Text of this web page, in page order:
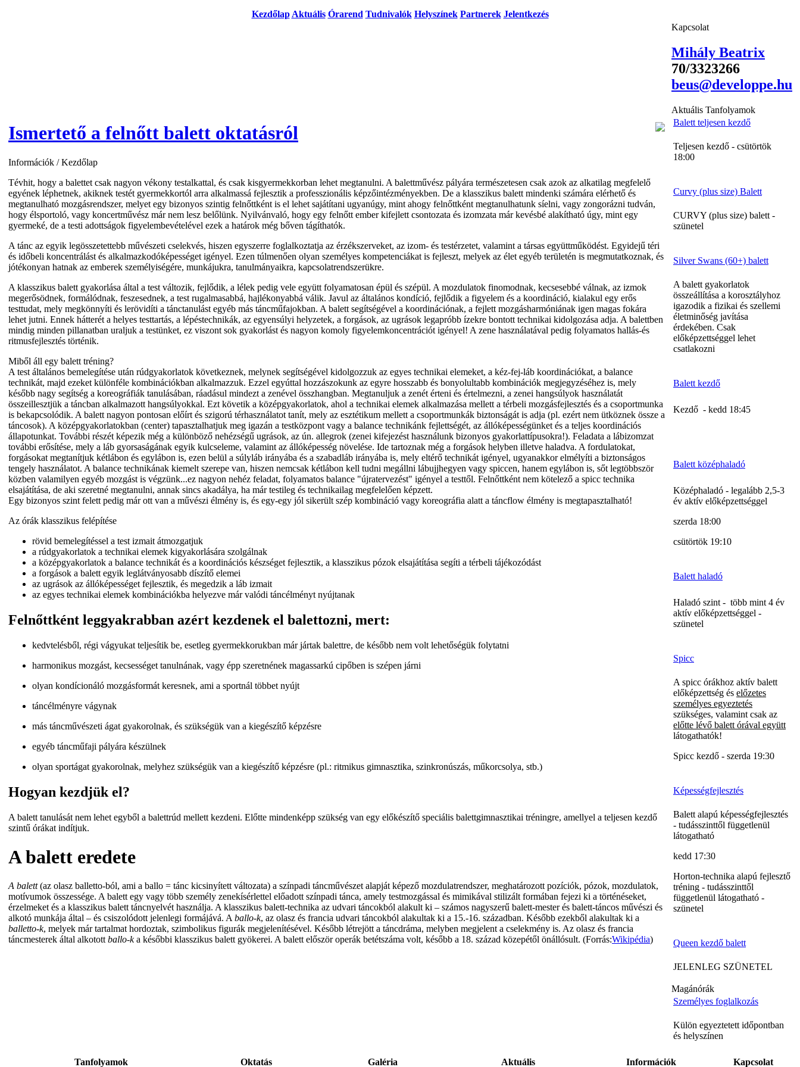
Kezdőlap Aktuális Órarend Tudnivalók Helyszínek Partnerek Jelentkezés
Tanfolyamok Oktatás Galéria Aktuális Információk Kapcsolat
Ismertető a felnőtt balett oktatásról
Információk / Kezdőlap
Tévhit, hogy a balettet csak nagyon vékony testalkattal, és csak kisgyermekkorban lehet megtanulni. A balettművész pályára természetesen csak azok az alkatilag megfelelő
egyének léphetnek, akiknek testét gyermekkortól arra alkalmassá fejlesztik a professzionális képzőintézményekben. De a klasszikus balett mindenki számára elérhető és
megtanulható mozgásrendszer, melyet egy bizonyos szintig felnőttként is el lehet sajátítani ugyanúgy, mint ahogy felnőttként megtanulhatunk síelni, vagy zongorázni tudván,
hogy élsportoló, vagy koncertművész már nem lesz belőlünk. Nyilvánvaló, hogy egy felnőtt ember kifejlett csontozata és izomzata már kevésbé alakítható úgy, mint egy
gyermeké, de a testi adottságok figyelembevételével ezek a határok még bőven tágíthatók.
A tánc az egyik legösszetettebb művészeti cselekvés, hiszen egyszerre foglalkoztatja az érzékszerveket, az izom- és testérzetet, valamint a társas együttműködést. Egyidejű téri
és időbeli koncentrálást és alkalmazkodóképességet igényel. Ezen túlmenően olyan személyes kompetenciákat is fejleszt, melyek az élet egyéb területén is megmutatkoznak, és
jótékonyan hatnak az emberek személyiségére, munkájukra, tanulmányaikra, kapcsolatrendszerükre.
A klasszikus balett gyakorlása által a test változik, fejlődik, a lélek pedig vele együtt folyamatosan épül és szépül. A mozdulatok finomodnak, kecsesebbé válnak, az izmok
megerősödnek, formálódnak, feszesednek, a test rugalmasabbá, hajlékonyabbá válik. Javul az általános kondíció, fejlődik a figyelem és a koordináció, kialakul egy erős
testtudat, mely megkönnyíti és lerövidíti a tánctanulást egyéb más táncműfajokban. A balett segítségével a koordinációnak, a fejlett mozgásharmóniának igen magas fokára
lehet jutni. Ennek hátterét a helyes testtartás, a lépéstechnikák, az egyensúlyi helyzetek, a forgások, az ugrások legapróbb ízekre bontott technikai kidolgozása adja. A balettben
mindig minden pillanatban uraljuk a testünket, ez viszont sok gyakorlást és nagyon komoly figyelemkoncentrációt igényel! A zene használatával pedig folyamatos hallás-és
ritmusfejlesztés történik.
Miből áll egy balett tréning?
A test általános bemelegítése után rúdgyakorlatok következnek, melynek segítségével kidolgozzuk az egyes technikai elemeket, a kéz-fej-láb koordinációkat, a balance
technikát, majd ezeket különféle kombinációkban alkalmazzuk. Ezzel egyúttal hozzászokunk az egyre hosszabb és bonyolultabb kombinációk megjegyzéséhez is, mely
később nagy segítség a koreográfiák tanulásában, ráadásul mindezt a zenével összhangban. Megtanuljuk a zenét érteni és értelmezni, a zenei hangsúlyok használatát
összeillesztjük a táncban alkalmazott hangsúlyokkal. Ezt követik a középgyakorlatok, ahol a technikai elemek alkalmazása mellett a térbeli mozgásfejlesztés és a csoportmunka
is bekapcsolódik. A balett nagyon pontosan előírt és szigorú térhasználatot tanít, mely az esztétikum mellett a csoportmunkák biztonságát is adja (pl. ezért nem ütköznek össze a
táncosok). A középgyakorlatokban (center) tapasztalhatjuk meg igazán a testközpont vagy a balance technikánk fejlettségét, az állóképességünket és a teljes koordinációs
állapotunkat. További részét képezik még a különböző nehézségű ugrások, az ún. allegrok (zenei kifejezést használunk bizonyos gyakorlattípusokra!). Feladata a lábizomzat
további erősítése, mely a láb gyorsaságának egyik kulcseleme, valamint az állóképesség növelése. Ide tartoznak még a forgások helyben illetve haladva. A fordulatokat,
forgásokat megtanítjuk kétlábon és egylábon is, ezen belül a súlyláb irányába és a szabadláb irányába is, mely eltérő technikát igényel, ugyanakkor elmélyíti a biztonságos
tengely használatot. A balance technikának kiemelt szerepe van, hiszen nemcsak kétlábon kell tudni megállni lábujjhegyen vagy spiccen, hanem egylábon is, sőt legtöbbször
közben valamilyen egyéb mozgást is végzünk...ez nagyon nehéz feladat, folyamatos balance "újratervezést" igényel a testtől. Felnőttként nem kötelező a spicc technika
elsajátítása, de aki szeretné megtanulni, annak sincs akadálya, ha már testileg és technikailag megfelelően képzett.
Egy bizonyos szint felett pedig már ott van a művészi élmény is, és egy-egy jól sikerült szép kombináció vagy koreográfia alatt a táncflow élmény is megtapasztalható!
Az órák klasszikus felépítése
rövid bemelegítéssel a test izmait átmozgatjuk
a rúdgyakorlatok a technikai elemek kigyakorlására szolgálnak
a középgyakorlatok a balance technikát és a koordinációs készséget fejlesztik, a klasszikus pózok elsajátítása segíti a térbeli tájékozódást
a forgások a balett egyik leglátványosabb díszítő elemei
az ugrások az állóképességet fejlesztik, és megedzik a láb izmait
az egyes technikai elemek kombinációkba helyezve már valódi táncélményt nyújtanak
Felnőttként leggyakrabban azért kezdenek el balettozni, mert:
kedvtelésből, régi vágyukat teljesítik be, esetleg gyermekkorukban már jártak balettre, de később nem volt lehetőségük folytatni
harmonikus mozgást, kecsességet tanulnának, vagy épp szeretnének magassarkú cipőben is szépen járni
olyan kondícionáló mozgásformát keresnek, ami a sportnál többet nyújt
táncélményre vágynak
más táncművészeti ágat gyakorolnak, és szükségük van a kiegészítő képzésre
egyéb táncműfaji pályára készülnek
olyan sportágat gyakorolnak, melyhez szükségük van a kiegészítő képzésre (pl.: ritmikus gimnasztika, szinkronúszás, műkorcsolya, stb.)
Hogyan kezdjük el?
A balett tanulását nem lehet egyből a balettrúd mellett kezdeni. Előtte mindenképp szükség van egy előkészítő speciális balettgimnasztikai tréningre, amellyel a teljesen kezdő
szintű órákat indítjuk.
A balett eredete
A balett(az olasz balletto-ból, ami a ballo = tánc kicsinyített változata) a színpadi táncművészet alapját képező mozdulatrendszer, meghatározott pozíciók, pózok, mozdulatok,
motívumok összessége. A balett egy vagy több személy zenekísérlettel előadott színpadi tánca, amely testmozgással és mimikával stilizált formában fejezi ki a történéseket,
érzelmeket és a klasszikus balett táncnyelvét használja. A klasszikus balett-technika az udvari táncokból alakult ki – számos nagyszerű balett-mester és balett-táncos művészi és
alkotó munkája által – és csiszolódott jelenlegi formájává. A ballo-k, az olasz és francia udvari táncokból alakultak ki a 15.-16. században. Később ezekből alakultak ki a
balletto-k, melyek már tartalmat hordoztak, szimbolikus figurák megjelenítésével. Később létrejött a táncdráma, melyben megjelent a cselekmény is. Az olasz és francia
táncmesterek által alkotott ballo-ka későbbi klasszikus balett gyökerei. A balett először operák betétszáma volt, később a 18. század közepétől önállósult. (Forrás:Wikipédia)
Kapcsolat
Mihály Beatrix
70/3323266
beus@developpe.hu
Aktuális Tanfolyamok
Balett teljesen kezdő
Teljesen kezdő - csütörtök
18:00
Curvy (plus size) Balett
CURVY (plus size) balett -
szünetel
Silver Swans (60+) balett
A balett gyakorlatok
összeállítása a korosztályhoz
igazodik a fizikai és szellemi
életminőség javítása
érdekében. Csak
előképzettséggel lehet
csatlakozni
Balett kezdő
Kezdő - kedd 18:45
Balett középhaladó
Középhaladó - legalább 2,5-3
év aktív előképzettséggel
szerda 18:00
csütörtök 19:10
Balett haladó
Haladó szint - több mint 4 év
aktív előképzettséggel -
szünetel
Spicc
A spicc órákhoz aktív balett
előképzettség és előzetes
személyes egyeztetés
szükséges, valamint csak az
előtte lévő balett órával együtt
látogathatók!
Spicc kezdő - szerda 19:30
Képességfejlesztés
Balett alapú képességfejlesztés
- tudásszinttől függetlenül
látogatható
kedd 17:30
Horton-technika alapú fejlesztő
tréning - tudásszinttől
függetlenül látogatható -
szünetel
Queen kezdő balett
JELENLEG SZÜNETEL
Magánórák
Személyes foglalkozás
Külön egyeztetett időpontban
és helyszínen